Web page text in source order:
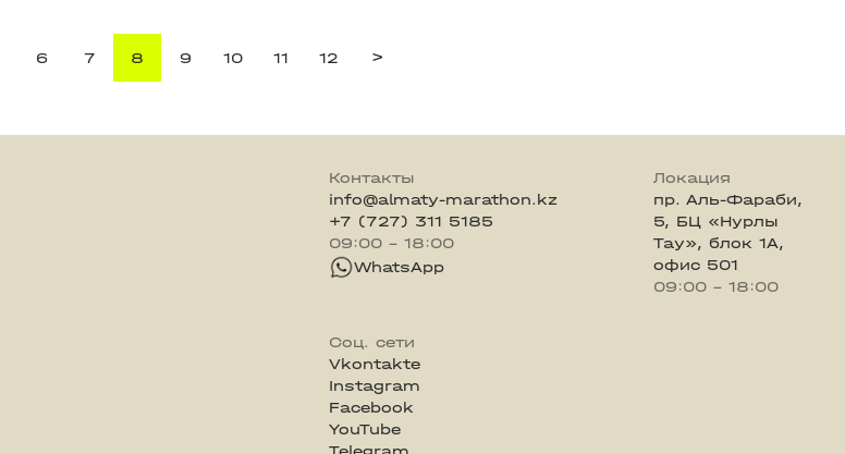
6 7 8 9 10 11 12 >
Контакты
info@almaty-marathon.kz
+7 (727) 311 5185
09:00 - 18:00
WhatsApp
Локация
пр. Аль-Фараби,
5, БЦ «Нурлы
Тау», блок 1А,
офис 501
09:00 - 18:00
Соц. сети
Vkontakte
Instagram
Facebook
YouTube